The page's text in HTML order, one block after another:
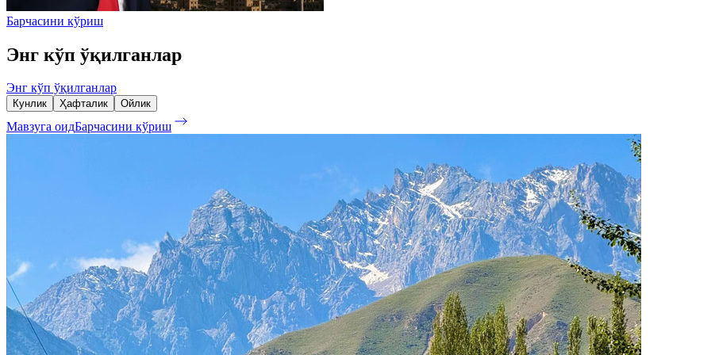
Барчасини кўриш
Энг кўп ўқилганлар
Энг кўп ўқилганлар
Кунлик Ҳафталик Ойлик
Мавзуга оидБарчасини кўриш